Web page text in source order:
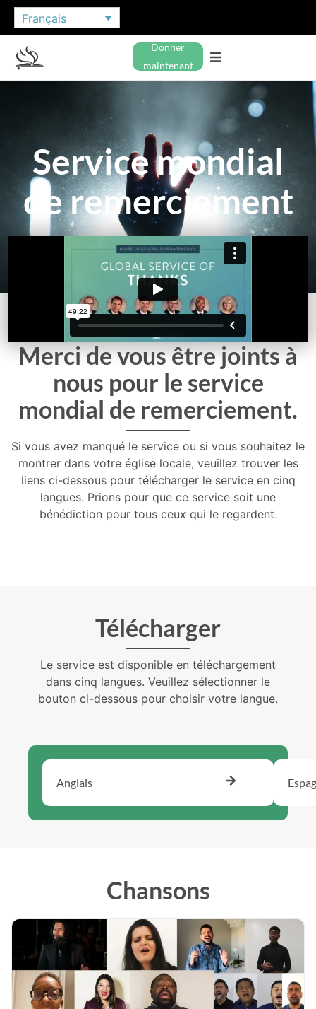
Français
Donner
maintenant
Service mondial
de remerciement
Merci de vous être joints à
nous pour le service
mondial de remerciement.
Si vous avez manqué le service ou si vous souhaitez le
montrer dans votre église locale, veuillez trouver les
liens ci-dessous pour télécharger le service en cinq
langues. Prions pour que ce service soit une
bénédiction pour tous ceux qui le regardent.
Télécharger
Le service est disponible en téléchargement
dans cinq langues. Veuillez sélectionner le
bouton ci-dessous pour choisir votre langue.
Anglais
Chansons